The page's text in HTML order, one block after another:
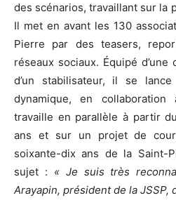
des scénarios, travaillant sur la
Il met en avant les 130
Pierre par des teasers,
réseaux sociaux. Équipé d’une
d’un stabilisateur, il se
dynamique, en
travaille en parallèle à partir
ans et sur un projet de
soixante-dix ans de la Saint-
sujet : « Je suis très
Arayapin, président de la JSSP,